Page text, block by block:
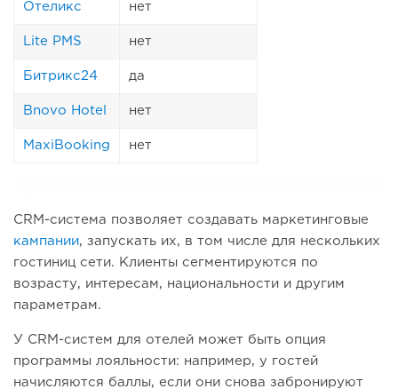
Отеликс нет
Lite PMS нет
Битрикс24 да
Bnovo Hotel нет
MaxiBooking нет
CRM-система позволяет создавать маркетинговые
кампании, запускать их, в том числе для нескольких
гостиниц сети. Клиенты сегментируются по
возрасту, интересам, национальности и другим
параметрам.
У CRM-систем для отелей может быть опция
программы лояльности: например, у гостей
начисляются баллы, если они снова забронируют